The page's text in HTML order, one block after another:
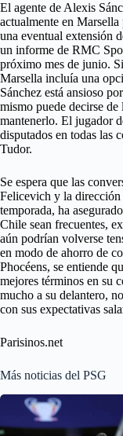
El agente de Alexis
actualmente en
una eventual extensión
un informe de RMC
próximo mes de junio.
Marsella incluía una
Sánchez está ansioso
mismo puede decirse
mantenerlo. El jugador
disputados en todas las
Tudor.
Se espera que las
Felicevich y la
temporada, ha
Chile sean frecuentes,
aún podrían volverse
en modo de ahorro de
Phocéens, se entiende
mejores términos en su
mucho a su delantero,
con sus expectativas
Parisinos.net
Más noticias del PSG